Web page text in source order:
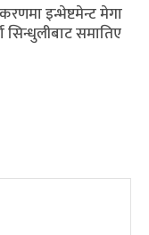
इन्भेष्टमेन्ट मेगा
समातिए